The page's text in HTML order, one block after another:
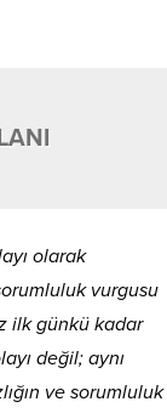
olarak
vurgusu
ilk günkü kadar
değil; aynı
ve sorumluluk